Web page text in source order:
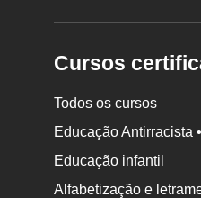
Cursos
Todos os cursos
Educação Antirracista •
Educação infantil
Alfabetização e